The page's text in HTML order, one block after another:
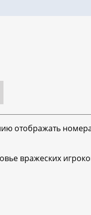
отображать
вражеских